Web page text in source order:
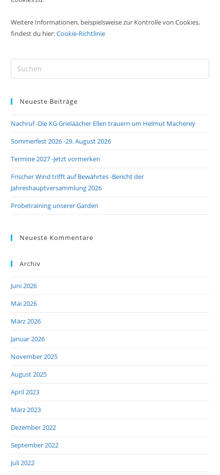
Weitere Informationen, beispielsweise zur Kontrolle von Cookies,
findest du hier:Cookie-Richtlinie
Neueste Beiträge
Nachruf -Die KG Grieläächer Ellen trauern um Helmut Macherey
Sommerfest 2026 -29. August 2026
Termine 2027 -Jetzt vormerken
Frischer Wind trifft auf Bewährtes -Bericht der
Jahreshauptversammlung 2026
Probetraining unserer Garden
Neueste Kommentare
Archiv
Juni 2026
Mai 2026
März 2026
Januar 2026
November 2025
August 2025
April 2023
März 2023
Dezember 2022
September 2022
Juli 2022